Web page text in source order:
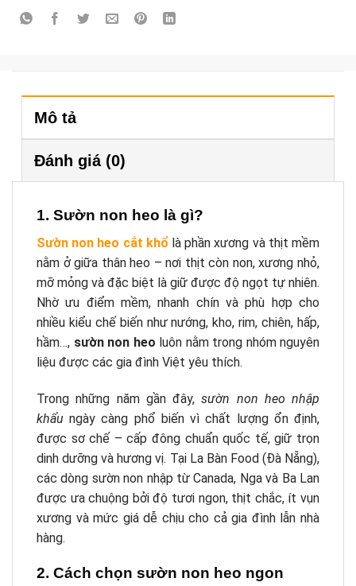
Mô tả
Đánh giá (0)
1. Sườn non heo là gì?
Sườn non heo cắt khổlà phần xương và thịt mềm
nằm ở giữa thân heo – nơi thịt còn non, xương nhỏ,
mỡ mỏng và đặc biệt là giữ được độ ngọt tự nhiên.
Nhờ ưu điểm mềm, nhanh chín và phù hợp cho
nhiều kiểu chế biến như nướng, kho, rim, chiên, hấp,
hầm…, sườn non heo luôn nằm trong nhóm nguyên
liệu được các gia đình Việt yêu thích.
Trong những năm gần đây,sườn non heo nhập
khẩu ngày càng phổ biến vì chất lượng ổn định,
được sơ chế – cấp đông chuẩn quốc tế, giữ trọn
dinh dưỡng và hương vị. Tại La Bàn Food (Đà Nẵng),
các dòng sườn non nhập từ Canada, Nga và Ba Lan
được ưa chuộng bởi độ tươi ngon, thịt chắc, ít vụn
xương và mức giá dễ chịu cho cả gia đình lẫn nhà
hàng.
2. Cách chọn sườn non heo ngon